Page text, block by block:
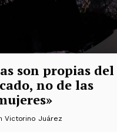
son propias del
no de las
Victorino Juárez